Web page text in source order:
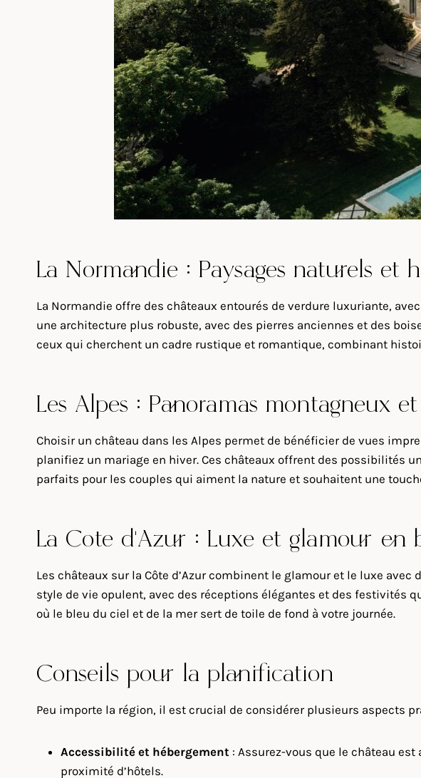
La Normandie : Paysages naturels et
La Normandie offre des châteaux entourés de verdure luxuriante,
une architecture plus robuste, avec des pierres anciennes et des
ceux qui cherchent un cadre rustique et romantique, combinant
Les Alpes : Panoramas montagneux
Choisir un château dans les Alpes permet de bénéficier de vues
planifiez un mariage en hiver. Ces châteaux offrent des possibilités
parfaits pour les couples qui aiment la nature et souhaitent une
La Côte d’Azur : Luxe et glamour en
Les châteaux sur la Côte d’Azur combinent le glamour et le luxe
style de vie opulent, avec des réceptions élégantes et des festivités
où le bleu du ciel et de la mer sert de toile de fond à votre journée.
Conseils pour la planification
Peu importe la région, il est crucial de considérer plusieurs aspects
Accessibilité et hébergement : Assurez-vous que le château
proximité d’hôtels.